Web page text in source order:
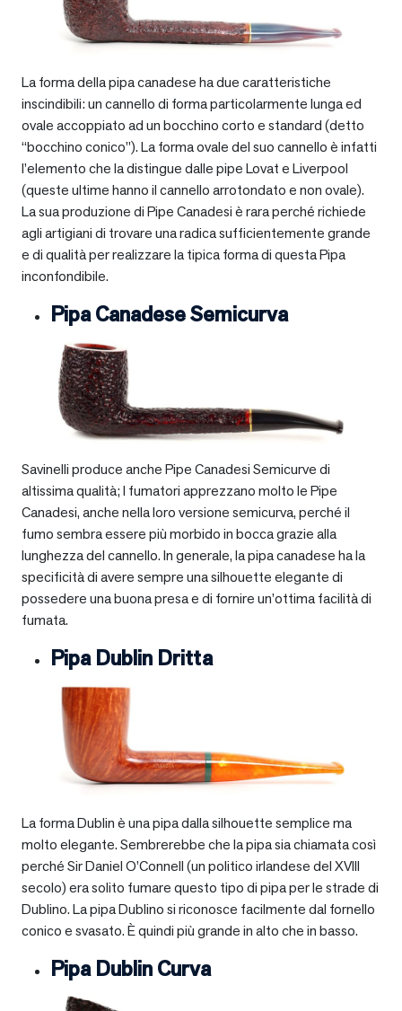
La forma della pipa canadese ha due caratteristiche
inscindibili: un cannello di forma particolarmente lunga ed
ovale accoppiato ad un bocchino corto e standard (detto
“bocchino conico”). La forma ovale del suo cannello è infatti
l’elemento che la distingue dalle pipe Lovat e Liverpool
(queste ultime hanno il cannello arrotondato e non ovale).
La sua produzione di Pipe Canadesi è rara perché richiede
agli artigiani di trovare una radica sufficientemente grande
e di qualità per realizzare la tipica forma di questa Pipa
inconfondibile.
Pipa Canadese Semicurva
Savinelli produce anche Pipe Canadesi Semicurve di
altissima qualità; I fumatori apprezzano molto le Pipe
Canadesi, anche nella loro versione semicurva, perché il
fumo sembra essere più morbido in bocca grazie alla
lunghezza del cannello. In generale, la pipa canadese ha la
specificità di avere sempre una silhouette elegante di
possedere una buona presa e di fornire un’ottima facilità di
fumata.
Pipa Dublin Dritta
La forma Dublin è una pipa dalla silhouette semplice ma
molto elegante. Sembrerebbe che la pipa sia chiamata così
perché Sir Daniel O’Connell (un politico irlandese del XVIII
secolo) era solito fumare questo tipo di pipa per le strade di
Dublino. La pipa Dublino si riconosce facilmente dal fornello
conico e svasato. È quindi più grande in alto che in basso.
Pipa Dublin Curva